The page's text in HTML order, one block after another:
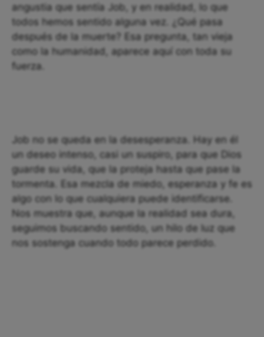
angustia que sentía Job, y en realidad, lo que
todos hemos sentido alguna vez. ¿Qué pasa
después de la muerte? Esa pregunta, tan vieja
como la humanidad, aparece aquí con toda su
fuerza.
Job no se queda en la desesperanza. Hay en él
un deseo intenso, casi un suspiro, para que Dios
guarde su vida, que la proteja hasta que pase la
tormenta. Esa mezcla de miedo, esperanza y fe es
algo con lo que cualquiera puede identificarse.
Nos muestra que, aunque la realidad sea dura,
seguimos buscando sentido, un hilo de luz que
nos sostenga cuando todo parece perdido.